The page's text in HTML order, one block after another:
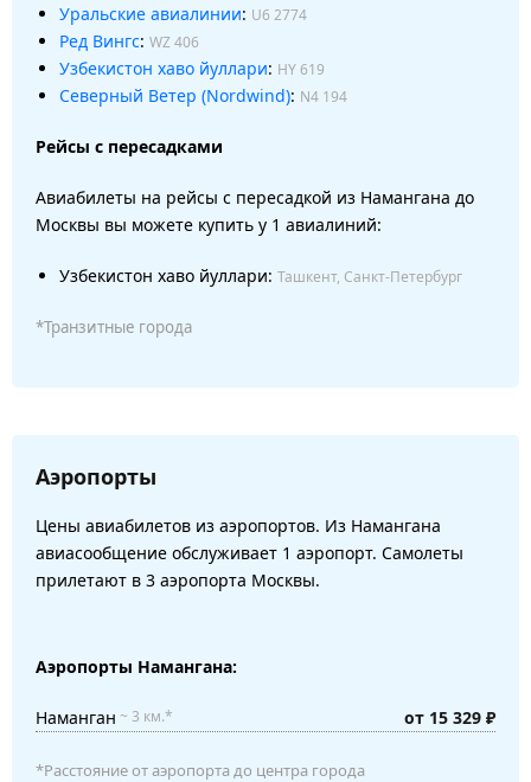
Уральские авиалинии: U6 2774
Ред Вингс: WZ 406
Узбекистон хаво йуллари: HY 619
Северный Ветер (Nordwind): N4 194
Рейсы с пересадками
Авиабилеты на рейсы с пересадкой из Намангана до
Москвы вы можете купить у 1 авиалиний:
Узбекистон хаво йуллари: Ташкент, Санкт-Петербург
*Транзитные города
Аэропорты
Цены авиабилетов из аэропортов. Из Намангана
авиасообщение обслуживает 1 аэропорт. Самолеты
прилетают в 3 аэропорта Москвы.
Аэропорты Намангана:
Наманган ~ 3 км.* от 15 329 ₽
*Расстояние от аэропорта до центра города